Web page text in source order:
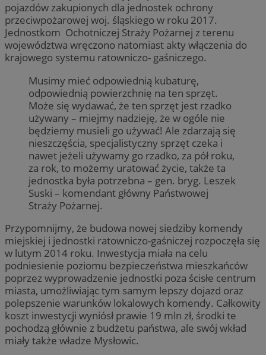
pojazdów zakupionych dla jednostek ochrony
przeciwpożarowej woj. śląskiego w roku 2017.
Jednostkom Ochotniczej Straży Pożarnej z terenu
województwa wręczono natomiast akty włączenia do
krajowego systemu ratowniczo- gaśniczego.
Musimy mieć odpowiednią kubaturę,
odpowiednią powierzchnię na ten sprzęt.
Może się wydawać, że ten sprzęt jest rzadko
używany – miejmy nadzieję, że w ogóle nie
będziemy musieli go używać! Ale zdarzają się
nieszczęścia, specjalistyczny sprzęt czeka i
nawet jeżeli używamy go rzadko, za pół roku,
za rok, to możemy uratować życie, także ta
jednostka była potrzebna – gen. bryg. Leszek
Suski – komendant główny Państwowej
Straży Pożarnej.
Przypomnijmy, że budowa nowej siedziby komendy
miejskiej i jednostki ratowniczo-gaśniczej rozpoczęła się
w lutym 2014 roku. Inwestycja miała na celu
podniesienie poziomu bezpieczeństwa mieszkańców
poprzez wyprowadzenie jednostki poza ścisłe centrum
miasta, umożliwiając tym samym lepszy dojazd oraz
polepszenie warunków lokalowych komendy. Całkowity
koszt inwestycji wyniósł prawie 19 mln zł, środki te
pochodzą głównie z budżetu państwa, ale swój wkład
miały także władze Mysłowic.